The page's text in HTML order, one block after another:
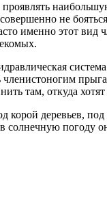
не
именно этот
там, откуда хотят
корой деревьев,
солнечную погоду